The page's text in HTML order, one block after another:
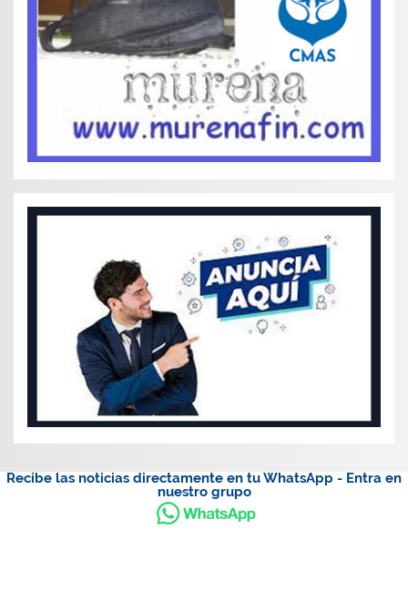
Recibe las noticias directamente en tu WhatsApp - Entra en
nuestro grupo